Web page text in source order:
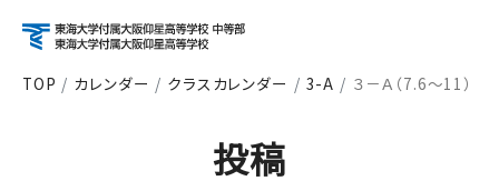
TOP カレンダー クラスカレンダー 3-A ３－Ａ（7.6～11）
投稿